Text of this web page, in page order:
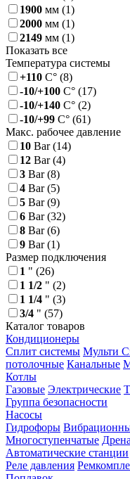
1900 мм (1)
2000 мм (1)
2149 мм (1)
Показать все
Температура системы
+110 С° (8)
-10/+100 С° (17)
-10/+140 С° (2)
-10/+99 С° (61)
Макс. рабочее давление
10 Bar (14)
12 Bar (4)
3 Bar (8)
4 Bar (5)
5 Bar (9)
6 Bar (32)
8 Bar (6)
9 Bar (1)
Размер подключения
1 " (26)
1 1/2 " (2)
1 1/4 " (3)
3/4 " (57)
Каталог товаров
Кондиционеры
Сплит системы Мульти
потолочные Канальные
Котлы
Газовые Электрические
Группа безопасности
Насосы
Гидрофоры
Многоступенчатые
Автоматические станции
Реле давления